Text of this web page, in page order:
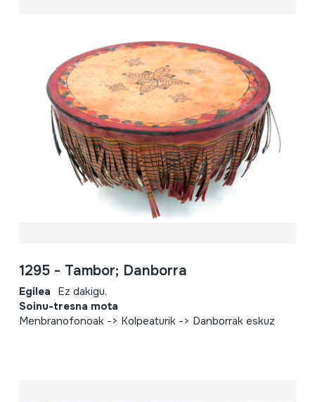
1295 - Tambor; Danborra
Egilea Ez dakigu.
Soinu-tresna mota
Menbranofonoak -> Kolpeaturik -> Danborrak eskuz